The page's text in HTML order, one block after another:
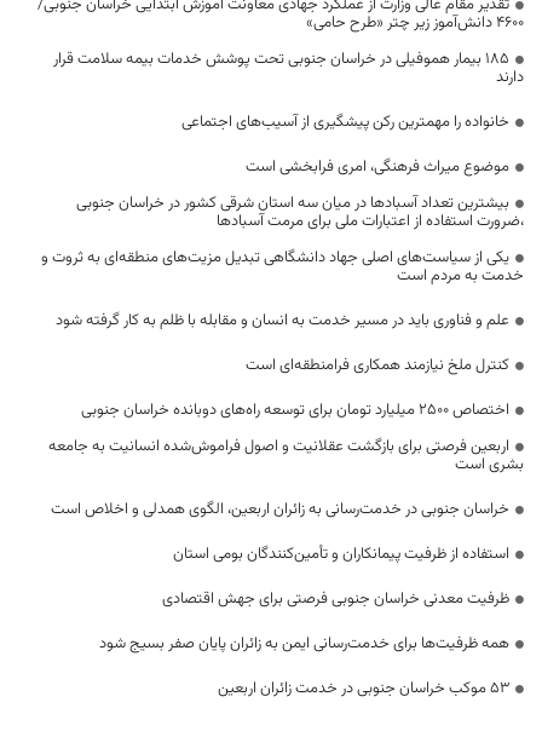
تقدیر مقام عالی وزارت از عملکرد جهادی معاونت آموزش ابتدایی خراسان جنوبی/
۴۶۰۰ دانش‌آموز زیر چتر «طرح حامی»
۱۸۵ بیمار هموفیلی در خراسان جنوبی تحت پوشش خدمات بیمه سلامت قرار
دارند
خانواده را مهمترین رکن پیشگیری از آسیب‌های اجتماعی
موضوع میراث فرهنگی، امری فرابخشی است
بیشترین تعداد آسبادها در میان سه استان شرقی کشور در خراسان جنوبی
،ضرورت استفاده از اعتبارات ملی برای مرمت آسبادها
یکی از سیاست‌های اصلی جهاد دانشگاهی تبدیل مزیت‌های منطقه‌ای به ثروت و
خدمت به مردم است
علم و فناوری باید در مسیر خدمت به انسان و مقابله با ظلم به کار گرفته شود
کنترل ملخ نیازمند همکاری فرامنطقه‌ای است
اختصاص 2500 میلیارد تومان برای توسعه راه‌های دوبانده خراسان جنوبی
اربعین فرصتی برای بازگشت عقلانیت و اصول فراموش‌شده انسانیت به جامعه
بشری است
خراسان جنوبی در خدمت‌رسانی به زائران اربعین، الگوی همدلی و اخلاص است
استفاده از ظرفیت پیمانکاران و تأمین‌کنندگان بومی استان
ظرفیت معدنی خراسان جنوبی فرصتی برای جهش اقتصادی
همه ظرفیت‌ها برای خدمت‌رسانی ایمن به زائران پایان صفر بسیج شود
53 موکب خراسان جنوبی در خدمت زائران اربعین